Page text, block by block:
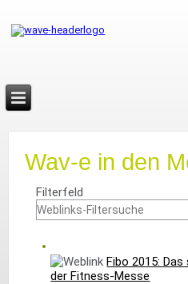
Wav-e in den
Filterfeld
Fibo 2015:
der Fitness-Messe